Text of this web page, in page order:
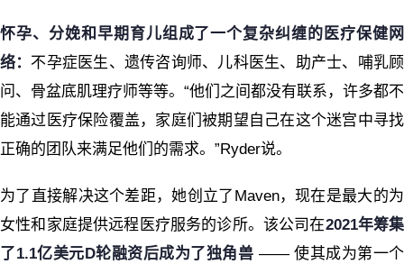
怀孕、分娩和早期育儿组成了一个复杂纠缠的医疗保健网
络： 不孕症医生、遗传咨询师、儿科医生、助产士、哺乳顾
问、骨盆底肌理疗师等等。“他们之间都没有联系，许多都不
能通过医疗保险覆盖，家庭们被期望自己在这个迷宫中寻找
正确的团队来满足他们的需求。”Ryder说。
为了直接解决这个差距，她创立了Maven，现在是最大的为
女性和家庭提供远程医疗服务的诊所。该公司在2021年筹集
了1.1亿美元D轮融资后成为了独角兽 —— 使其成为第一个